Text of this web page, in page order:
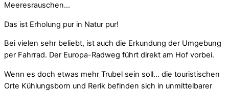
Meeresrauschen…
Das ist Erholung pur in Natur pur!
Bei vielen sehr beliebt, ist auch die Erkundung der Umgebung
per Fahrrad. Der Europa-Radweg führt direkt am Hof vorbei.
Wenn es doch etwas mehr Trubel sein soll… die touristischen
Orte Kühlungsborn und Rerik befinden sich in unmittelbarer